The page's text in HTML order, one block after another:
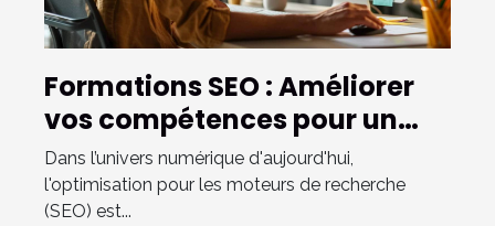
Formations SEO : Améliorer
vos compétences pour un
meilleur référencement
Dans l’univers numérique d'aujourd'hui,
l'optimisation pour les moteurs de recherche
(SEO) est...